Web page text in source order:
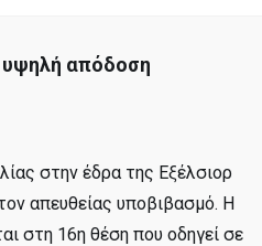
υψηλή απόδοση
στην έδρα της Εξέλσιορ
απευθείας υποβιβασμό. Η
στη 16η θέση που οδηγεί σε